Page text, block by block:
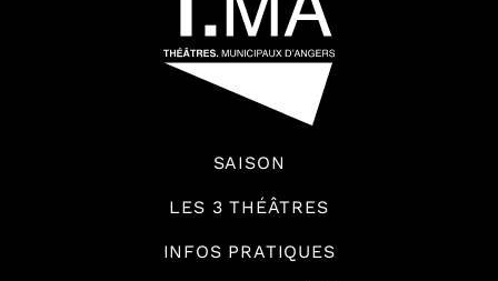
SAISON
LES 3 THÉÂTRES
INFOS PRATIQUES